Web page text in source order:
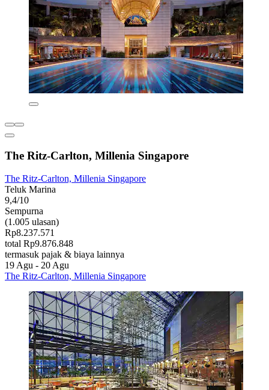
The Ritz-Carlton, Millenia Singapore
The Ritz-Carlton, Millenia Singapore
Teluk Marina
9,4/10
Sempurna
(1.005 ulasan)
Rp8.237.571
total Rp9.876.848
termasuk pajak & biaya lainnya
19 Agu - 20 Agu
The Ritz-Carlton, Millenia Singapore